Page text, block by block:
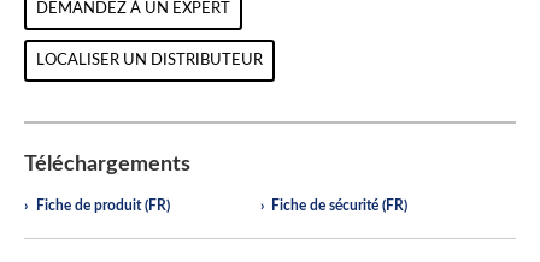
DEMANDEZ À UN EXPERT
LOCALISER UN DISTRIBUTEUR
Téléchargements
Fiche de produit (FR) Fiche de sécurité (FR)